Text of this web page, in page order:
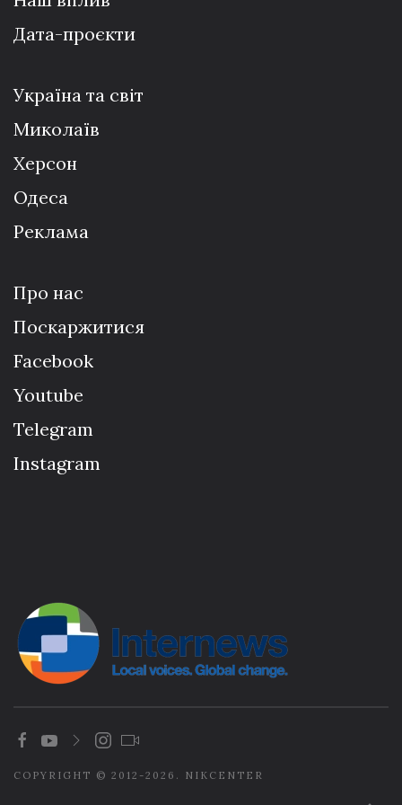
Дата-проєкти
Україна та світ
Миколаїв
Херсон
Одеса
Реклама
Про нас
Поскаржитися
Facebook
Youtube
Telegram
Instagram
COPYRIGHT © 2012-2026. NIKCENTER